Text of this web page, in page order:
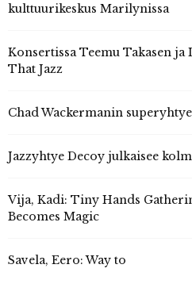
kulttuurikeskus Marilynissa
Konsertissa Teemu Takasen
That Jazz
Chad Wackermanin
Jazzyhtye Decoy julkaisee
Vija, Kadi: Tiny Hands
Becomes Magic
Savela, Eero: Way to